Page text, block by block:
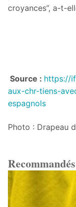
croyances”, a-t-
Adèle
Source : https://
aux-chr-tiens-
espagnols
Photo : Drapeau